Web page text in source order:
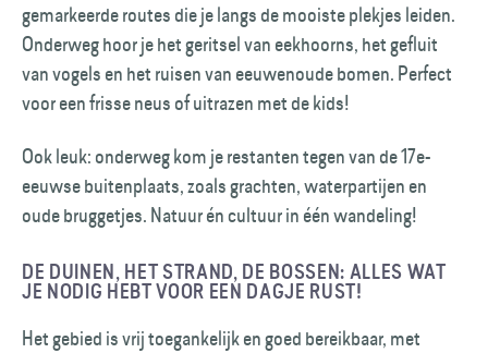
gemarkeerde routes die je langs de mooiste plekjes leiden.
Onderweg hoor je het geritsel van eekhoorns, het gefluit
van vogels en het ruisen van eeuwenoude bomen. Perfect
voor een frisse neus of uitrazen met de kids!
Ook leuk: onderweg kom je restanten tegen van de 17e-
eeuwse buitenplaats, zoals grachten, waterpartijen en
oude bruggetjes. Natuur én cultuur in één wandeling!
DE DUINEN, HET STRAND, DE BOSSEN: ALLES WAT
JE NODIG HEBT VOOR EEN DAGJE RUST!
Het gebied is vrij toegankelijk en goed bereikbaar, met